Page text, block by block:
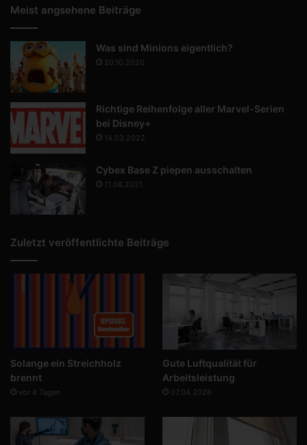
Meist angsehene Beiträge
Was sind Minions eigentlich?
20.10.2020
Richtige Reihenfolge aller Marvel-Serien
bei Disney+
14.03.2022
Cybex Base Z piepen ausschalten
11.08.2021
Zuletzt veröffentlichte Beiträge
Solange ein Streichholz
brennt
vor 4 Tagen
Gute Luftqualität für
Arbeitsleistung
07.04.2026